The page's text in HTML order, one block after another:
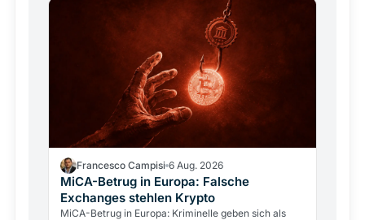
Francesco Campisi 6 Aug. 2026
MiCA-Betrug in Europa: Falsche
Exchanges stehlen Krypto
MiCA-Betrug in Europa: Kriminelle geben sich als